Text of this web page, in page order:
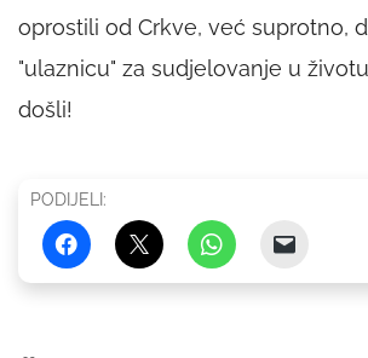
oprostili od Crkve, već suprotno,
"ulaznicu" za sudjelovanje u
došli!
PODIJELI: